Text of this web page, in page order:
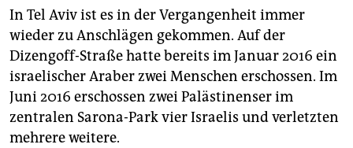
In Tel Aviv ist es in der Vergangenheit immer
wieder zu Anschlägen gekommen. Auf der
Dizengoff-Straße hatte bereits im Januar 2016 ein
israelischer Araber zwei Menschen erschossen. Im
Juni 2016 erschossen zwei Palästinenser im
zentralen Sarona-Park vier Israelis und verletzten
mehrere weitere.